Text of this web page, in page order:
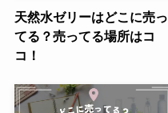
天然水ゼリーはどこに売っ
てる？売ってる場所はコ
コ！